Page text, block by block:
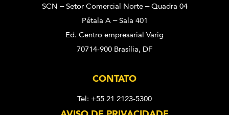
SCN – Setor Comercial Norte – Quadra 04
Pétala A – Sala 401
Ed. Centro empresarial Varig
70714-900 Brasília, DF
CONTATO
Tel: +55 21 2123-5300